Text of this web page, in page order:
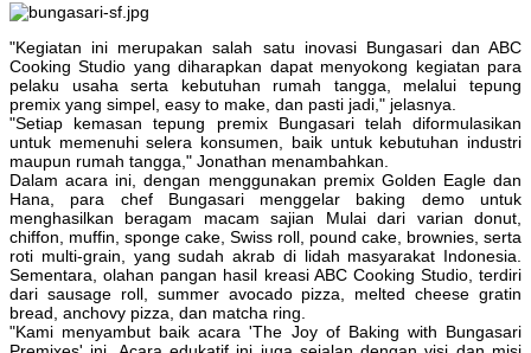
"Kegiatan ini merupakan salah satu inovasi Bungasari dan ABC
Cooking Studio yang diharapkan dapat menyokong kegiatan para
pelaku usaha serta kebutuhan rumah tangga, melalui tepung
premix yang simpel, easy to make, dan pasti jadi," jelasnya.
"Setiap kemasan tepung premix Bungasari telah diformulasikan
untuk memenuhi selera konsumen, baik untuk kebutuhan industri
maupun rumah tangga," Jonathan menambahkan.
Dalam acara ini, dengan menggunakan premix Golden Eagle dan
Hana, para chef Bungasari menggelar baking demo untuk
menghasilkan beragam macam sajian Mulai dari varian donut,
chiffon, muffin, sponge cake, Swiss roll, pound cake, brownies, serta
roti multi-grain, yang sudah akrab di lidah masyarakat Indonesia.
Sementara, olahan pangan hasil kreasi ABC Cooking Studio, terdiri
dari sausage roll, summer avocado pizza, melted cheese gratin
bread, anchovy pizza, dan matcha ring.
"Kami menyambut baik acara 'The Joy of Baking with Bungasari